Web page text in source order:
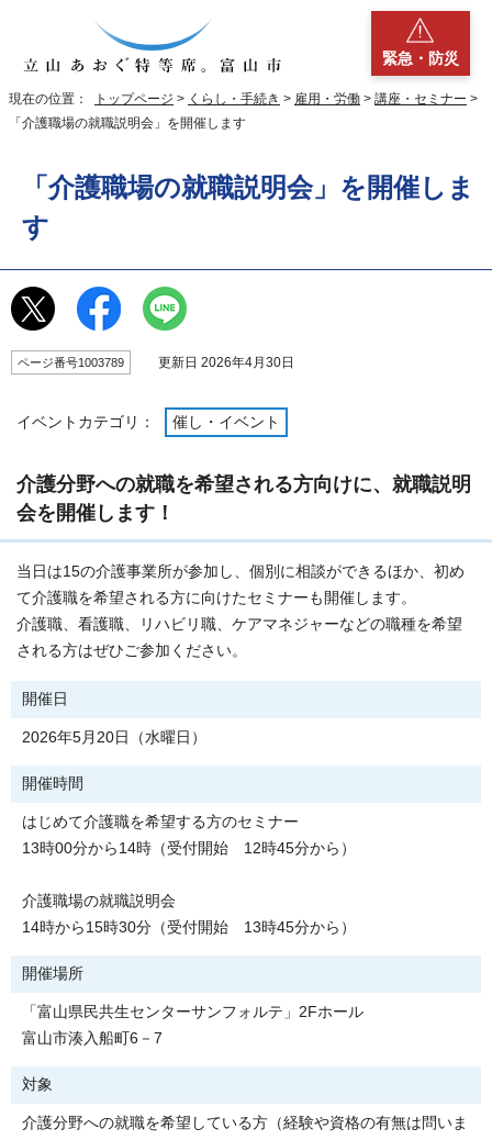
緊急・防災
現在の位置： トップページ > くらし・手続き > 雇用・労働 > 講座・セミナー >
「介護職場の就職説明会」を開催します
「介護職場の就職説明会」を開催しま
す
ページ番号1003789 更新日 2026年4月30日
イベントカテゴリ： 催し・イベント
介護分野への就職を希望される方向けに、就職説明
会を開催します！
当日は15の介護事業所が参加し、個別に相談ができるほか、初め
て介護職を希望される方に向けたセミナーも開催します。
介護職、看護職、リハビリ職、ケアマネジャーなどの職種を希望
される方はぜひご参加ください。
開催日
2026年5月20日（水曜日）
開催時間
はじめて介護職を希望する方のセミナー
13時00分から14時（受付開始 12時45分から）
介護職場の就職説明会
14時から15時30分（受付開始 13時45分から）
開催場所
「富山県民共生センターサンフォルテ」2Fホール
富山市湊入船町6－7
対象
介護分野への就職を希望している方（経験や資格の有無は問いま